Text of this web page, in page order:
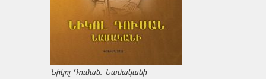
Նիկոլ Դուման. Նամականի